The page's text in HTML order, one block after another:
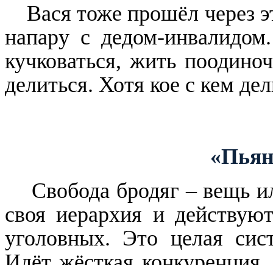
Вася тоже прошёл через
напару с дедом-
кучковаться, жить
делиться. Хотя кое с кем
Свобода бродяг – вещь
своя иерархия и
уголовных. Это целая